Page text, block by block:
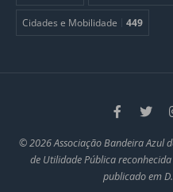
Cidades e Mobilidade 449
© 2026 Associação Bandeira Azul
de Utilidade Pública
publicado em